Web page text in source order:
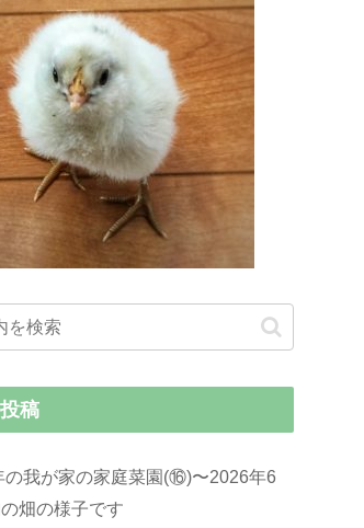
稿
の我が家の家庭菜園(⑯)〜2026年6
畑の様子です